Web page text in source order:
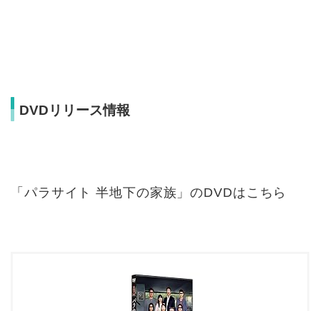
DVDリリース情報
「パラサイト 半地下の家族」のDVDはこちら